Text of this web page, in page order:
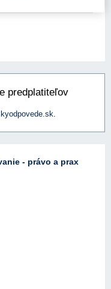
predplatiteľov
.
- právo a prax